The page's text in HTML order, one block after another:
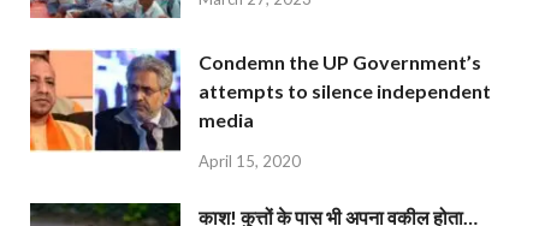
Condemn the UP Government’s
attempts to silence independent
media
April 15, 2020
काश! कुत्तों के पास भी अपना वकील होता…